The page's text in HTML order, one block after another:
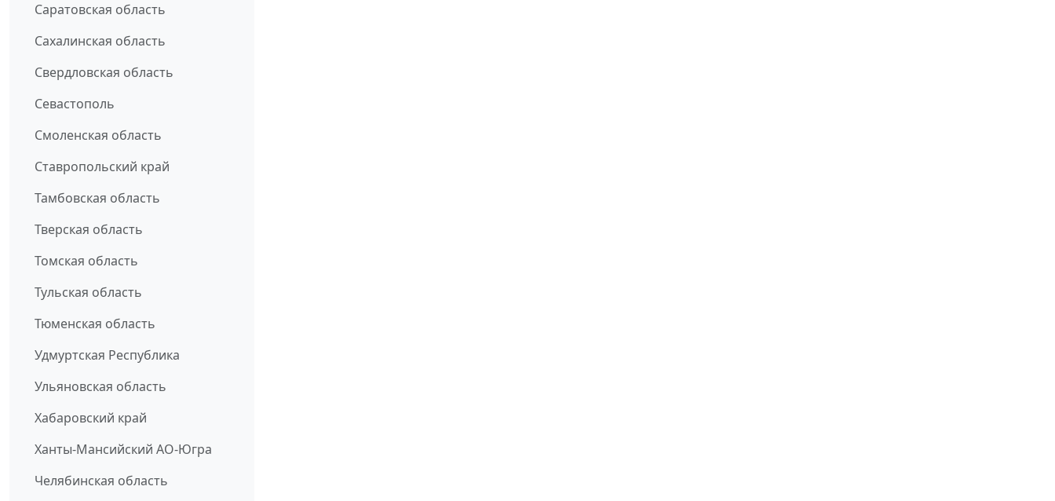
Саратовская область
Сахалинская область
Свердловская область
Севастополь
Смоленская область
Ставропольский край
Тамбовская область
Тверская область
Томская область
Тульская область
Тюменская область
Удмуртская Республика
Ульяновская область
Хабаровский край
Ханты-Мансийский АО-Югра
Челябинская область